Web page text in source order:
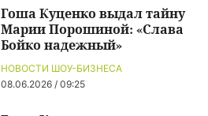
НОВОСТИ ШОУ-БИЗНЕСА
08.06.2026 / 09:25
Гоша Куценко выдал тайну
Марии Порошиной: «Слава
Бойко надежный»